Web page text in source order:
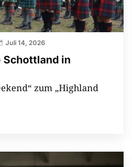
in
Juli 14, 2026
zum „Highland